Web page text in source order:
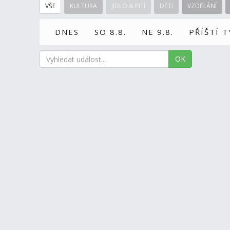
VŠE KULTURA JÍDLO & PITÍ DĚTI VZDĚLÁNÍ
DNES SO 8.8. NE 9.8. PŘÍŠTÍ
OK